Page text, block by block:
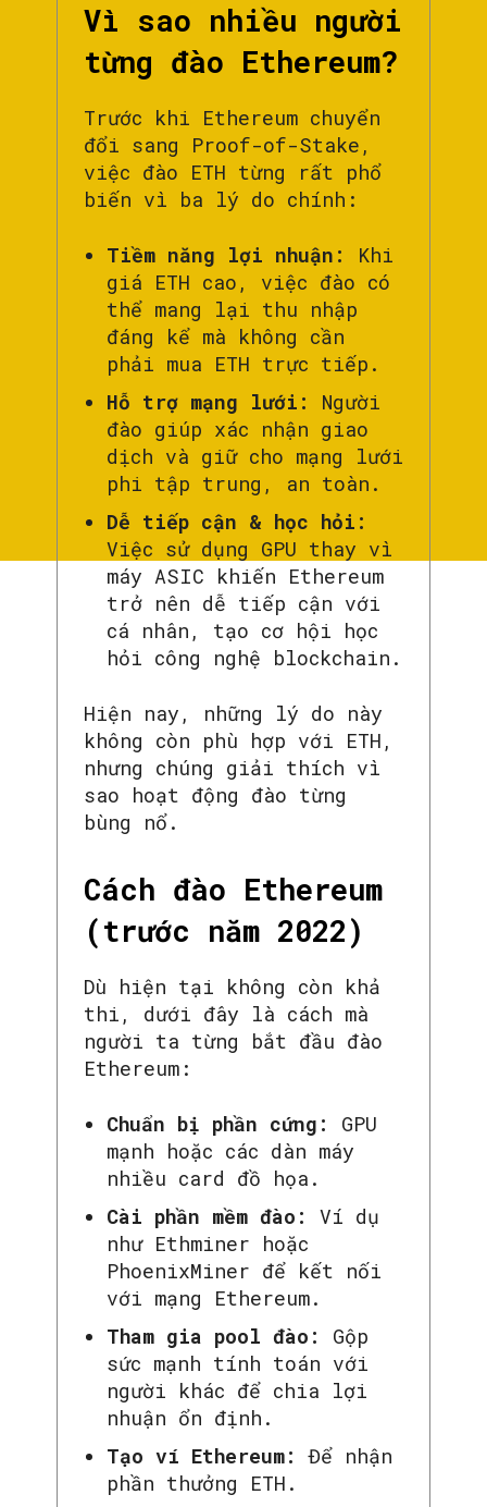
Vì sao nhiều người
từng đào Ethereum?
Trước khi Ethereum chuyển
đổi sang Proof-of-Stake,
việc đào ETH từng rất phổ
biến vì ba lý do chính:
Tiềm năng lợi nhuận:
Khi
giá ETH cao, việc đào có
thể mang lại thu nhập
đáng kể mà không cần
phải mua ETH trực tiếp.
Hỗ trợ mạng lưới:
Người
đào giúp xác nhận giao
dịch và giữ cho mạng lưới
phi tập trung, an toàn.
Dễ tiếp cận & học hỏi:
Việc sử dụng GPU thay vì
máy ASIC khiến Ethereum
trở nên dễ tiếp cận với
cá nhân, tạo cơ hội học
hỏi công nghệ blockchain.
Hiện nay, những lý do này
không còn phù hợp với ETH,
nhưng chúng giải thích vì
sao hoạt động đào từng
bùng nổ.
Cách đào Ethereum
(trước năm 2022)
Dù hiện tại không còn khả
thi, dưới đây là cách mà
người ta từng bắt đầu đào
Ethereum:
Chuẩn bị phần cứng:
GPU
mạnh hoặc các dàn máy
nhiều card đồ họa.
Cài phần mềm đào:
Ví dụ
như Ethminer hoặc
PhoenixMiner để kết nối
với mạng Ethereum.
Tham gia pool đào:
Gộp
sức mạnh tính toán với
người khác để chia lợi
nhuận ổn định.
Tạo ví Ethereum: Để nhận
phần thưởng ETH.